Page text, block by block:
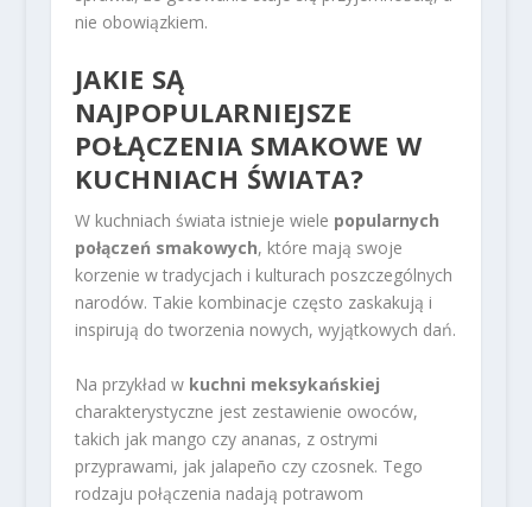
nie obowiązkiem.
JAKIE SĄ
NAJPOPULARNIEJSZE
POŁĄCZENIA SMAKOWE W
KUCHNIACH ŚWIATA?
W kuchniach świata istnieje wiele popularnych
połączeń smakowych, które mają swoje
korzenie w tradycjach i kulturach poszczególnych
narodów. Takie kombinacje często zaskakują i
inspirują do tworzenia nowych, wyjątkowych dań.
Na przykład w kuchni meksykańskiej
charakterystyczne jest zestawienie owoców,
takich jak mango czy ananas, z ostrymi
przyprawami, jak jalapeño czy czosnek. Tego
rodzaju połączenia nadają potrawom